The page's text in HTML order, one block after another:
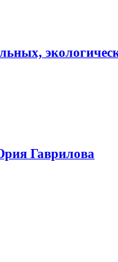
Гаврилова